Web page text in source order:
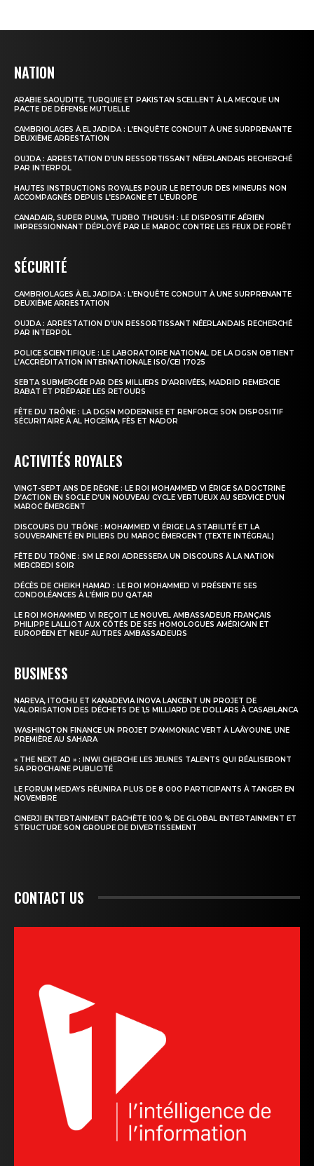
S'ABONNER MAINTENANT
Insight Publications
À propos
Nous contacter
Mon compte
NATION
ARABIE SAOUDITE, TURQUIE ET PAKISTAN SCELLENT À LA MECQUE UN
PACTE DE DÉFENSE MUTUELLE
CAMBRIOLAGES À EL JADIDA : L’ENQUÊTE CONDUIT À UNE SURPRENANTE
DEUXIÈME ARRESTATION
OUJDA : ARRESTATION D’UN RESSORTISSANT NÉERLANDAIS RECHERCHÉ
PAR INTERPOL
HAUTES INSTRUCTIONS ROYALES POUR LE RETOUR DES MINEURS NON
ACCOMPAGNÉS DEPUIS L’ESPAGNE ET L’EUROPE
CANADAIR, SUPER PUMA, TURBO THRUSH : LE DISPOSITIF AÉRIEN
IMPRESSIONNANT DÉPLOYÉ PAR LE MAROC CONTRE LES FEUX DE FORÊT
SÉCURITÉ
CAMBRIOLAGES À EL JADIDA : L’ENQUÊTE CONDUIT À UNE SURPRENANTE
DEUXIÈME ARRESTATION
OUJDA : ARRESTATION D’UN RESSORTISSANT NÉERLANDAIS RECHERCHÉ
PAR INTERPOL
POLICE SCIENTIFIQUE : LE LABORATOIRE NATIONAL DE LA DGSN OBTIENT
L’ACCRÉDITATION INTERNATIONALE ISO/CEI 17025
SEBTA SUBMERGÉE PAR DES MILLIERS D’ARRIVÉES, MADRID REMERCIE
RABAT ET PRÉPARE LES RETOURS
FÊTE DU TRÔNE : LA DGSN MODERNISE ET RENFORCE SON DISPOSITIF
SÉCURITAIRE À AL HOCEÏMA, FÈS ET NADOR
ACTIVITÉS ROYALES
VINGT-SEPT ANS DE RÈGNE : LE ROI MOHAMMED VI ÉRIGE SA DOCTRINE
D’ACTION EN SOCLE D’UN NOUVEAU CYCLE VERTUEUX AU SERVICE D’UN
MAROC ÉMERGENT
DISCOURS DU TRÔNE : MOHAMMED VI ÉRIGE LA STABILITÉ ET LA
SOUVERAINETÉ EN PILIERS DU MAROC ÉMERGENT (TEXTE INTÉGRAL)
FÊTE DU TRÔNE : SM LE ROI ADRESSERA UN DISCOURS À LA NATION
MERCREDI SOIR
DÉCÈS DE CHEIKH HAMAD : LE ROI MOHAMMED VI PRÉSENTE SES
CONDOLÉANCES À L’ÉMIR DU QATAR
LE ROI MOHAMMED VI REÇOIT LE NOUVEL AMBASSADEUR FRANÇAIS
PHILIPPE LALLIOT AUX CÔTÉS DE SES HOMOLOGUES AMÉRICAIN ET
EUROPÉEN ET NEUF AUTRES AMBASSADEURS
BUSINESS
NAREVA, ITOCHU ET KANADEVIA INOVA LANCENT UN PROJET DE
VALORISATION DES DÉCHETS DE 1,5 MILLIARD DE DOLLARS À CASABLANCA
WASHINGTON FINANCE UN PROJET D’AMMONIAC VERT À LAÂYOUNE, UNE
PREMIÈRE AU SAHARA
« THE NEXT AD » : INWI CHERCHE LES JEUNES TALENTS QUI RÉALISERONT
SA PROCHAINE PUBLICITÉ
LE FORUM MEDAYS RÉUNIRA PLUS DE 8 000 PARTICIPANTS À TANGER EN
NOVEMBRE
CINERJI ENTERTAINMENT RACHÈTE 100 % DE GLOBAL ENTERTAINMENT ET
STRUCTURE SON GROUPE DE DIVERTISSEMENT
CONTACT US